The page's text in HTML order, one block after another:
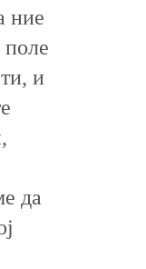
ние
поле
и
да